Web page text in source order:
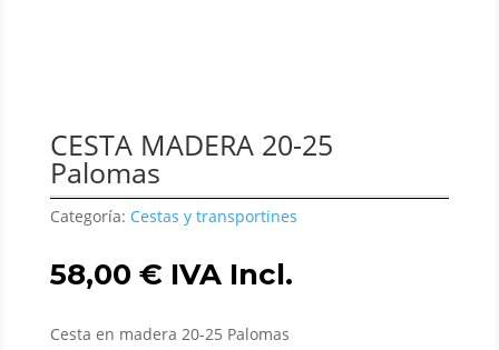
CESTA MADERA 20-25
Palomas
Categoría: Cestas y transportines
58,00 € IVA Incl.
Cesta en madera 20-25 Palomas